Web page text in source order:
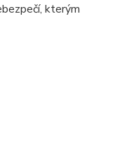
kterým